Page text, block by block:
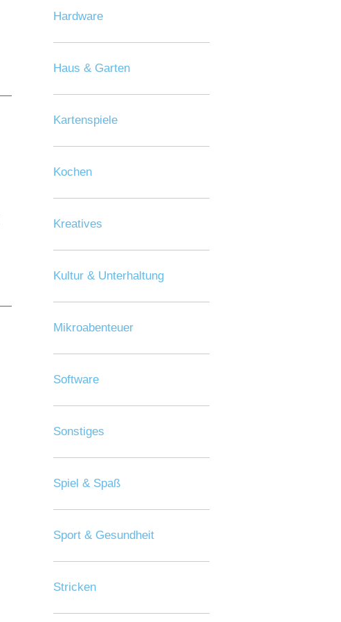
Hardware
Haus & Garten
Kartenspiele
Kochen
Kreatives
Kultur & Unterhaltung
Mikroabenteuer
Software
Sonstiges
Spiel & Spaß
Sport & Gesundheit
Stricken